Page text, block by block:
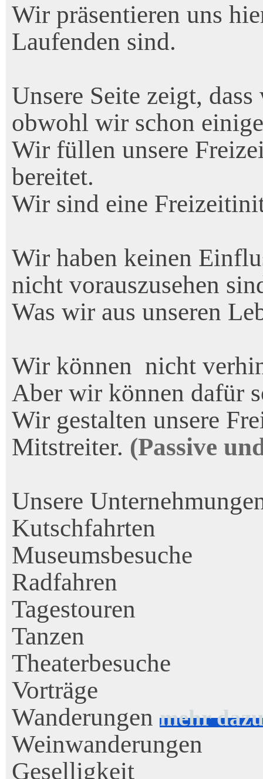
Wir präsentieren uns
Laufenden sind.
Unsere Seite zeigt,
obwohl wir schon
Wir füllen unsere
bereitet.
Wir sind eine
Wir haben keinen
nicht vorauszusehen
Was wir aus unseren
Wir können nicht
Aber wir können dafür
Wir gestalten unsere
Mitstreiter. (Passive
Unsere
Kutschfahrten
Museumsbesuche
Radfahren
Tagestouren
Tanzen
Theaterbesuche
Vorträge
Wanderungen mehr
Weinwanderungen
Geselligkeit